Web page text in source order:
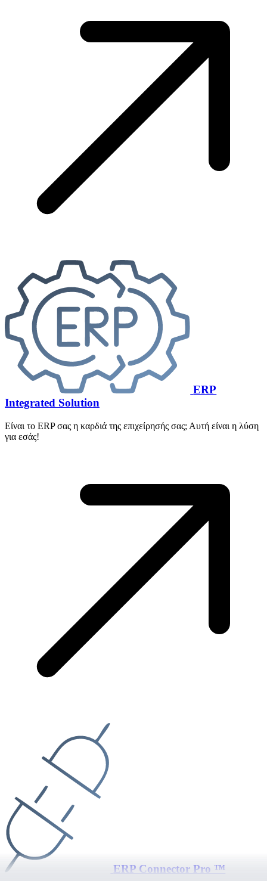
ERP
Integrated Solution
Είναι το ERP σας η καρδιά της επιχείρησής σας; Αυτή είναι η λύση
για εσάς!
ERP Connector Pro ™